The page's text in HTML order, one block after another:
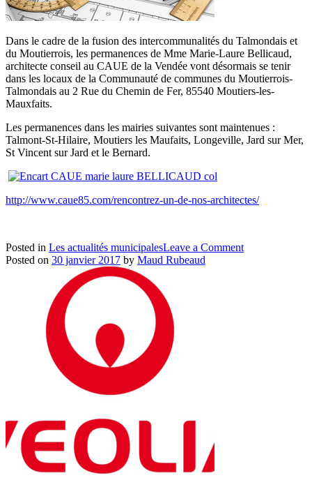
Dans le cadre de la fusion des intercommunalités du Talmondais et
du Moutierrois, les permanences de Mme Marie-Laure Bellicaud,
architecte conseil au CAUE de la Vendée vont désormais se tenir
dans les locaux de la Communauté de communes du Moutierrois-
Talmondais au 2 Rue du Chemin de Fer, 85540 Moutiers-les-
Mauxfaits.
Les permanences dans les mairies suivantes sont maintenues :
Talmont-St-Hilaire, Moutiers les Maufaits, Longeville, Jard surMer,
St Vincent sur Jard et le Bernard.
http://www.caue85.com/rencontrez-un-de-nos-architectes/
Posted in Les actualités municipalesLeave a Commenton
Posted on 30 janvier 2017 by Maud Rubeaud